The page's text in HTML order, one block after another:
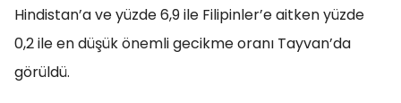
Hindistan’a ve yüzde 6,9 ile Filipinler’e aitken yüzde
0,2 ile en düşük önemli gecikme oranı Tayvan’da
görüldü.